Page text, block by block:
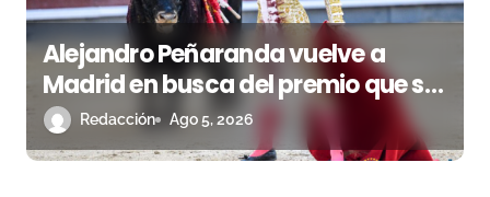
Alejandro Peñaranda vuelve a
Madrid en busca del premio que se
le escapó en junio
Redacción Ago 5, 2026